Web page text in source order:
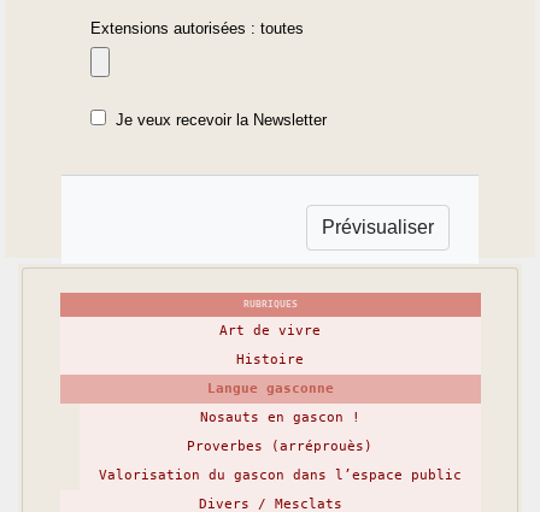
Extensions autorisées : toutes
Je veux recevoir la Newsletter
RUBRIQUES
Art de vivre
Histoire
Langue gasconne
Nosauts en gascon !
Proverbes (arréprouès)
Valorisation du gascon dans l’espace public
Divers / Mesclats